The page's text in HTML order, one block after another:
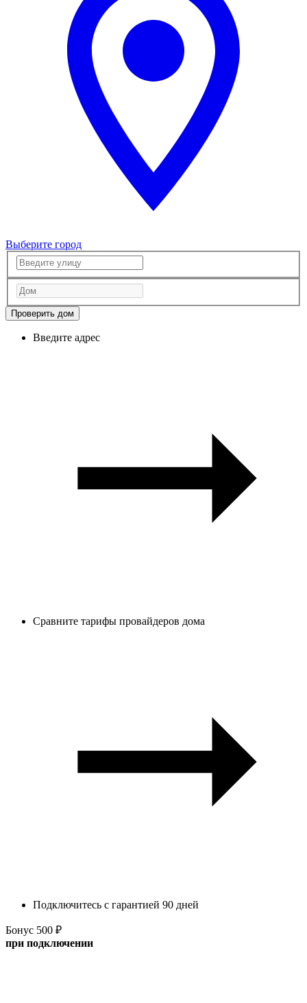
Выберите город
Проверить дом
Введите адрес
Сравните тарифы провайдеров дома
Подключитесь с гарантией 90 дней
Бонус 500 ₽
при подключении